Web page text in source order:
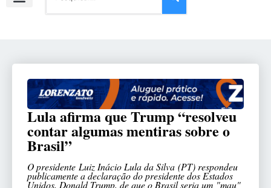
Lula afirma que Trump “resolveu
contar algumas mentiras sobre o
Brasil”
O presidente Luiz Inácio Lula da Silva (PT) respondeu
publicamente a declaração do presidente dos Estados
Unidos, Donald Trump, de que o Brasil seria um "mau"